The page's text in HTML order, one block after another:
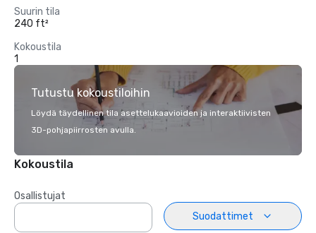
Suurin tila
240 ft²
Kokoustila
1
Tutustu kokoustiloihin
Löydä täydellinen tila asettelukaavioiden ja interaktiivisten
3D-pohjapiirrosten avulla.
Kokoustila
Osallistujat
Suodattimet